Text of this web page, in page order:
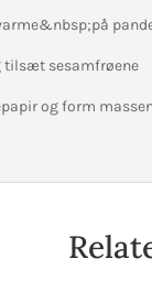
tilsæt sesamfrøene
og form